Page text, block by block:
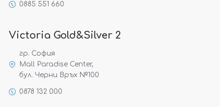
0885 551 660
Victoria Gold&Silver 2
гр. София
Mall Paradise Center,
бул. Черни Връх №100
0878 132 000